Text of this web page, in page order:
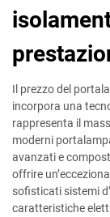
Il prezzo del
incorpora una
rappresenta il
moderni
avanzati e
offrire
sofisticati sistemi
caratteristiche